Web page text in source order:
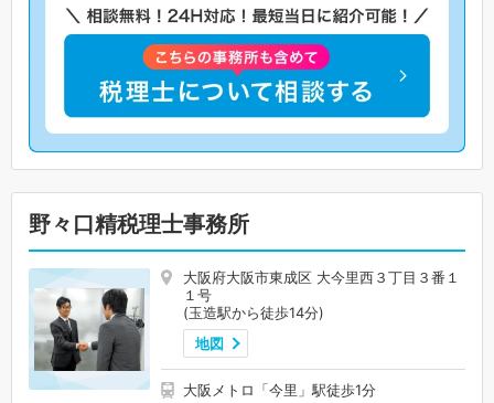
野々口精税理士事務所
大阪府大阪市東成区 大今里西３丁目３番１
１号
(玉造駅から徒歩14分)
地図
大阪メトロ「今里」駅徒歩1分